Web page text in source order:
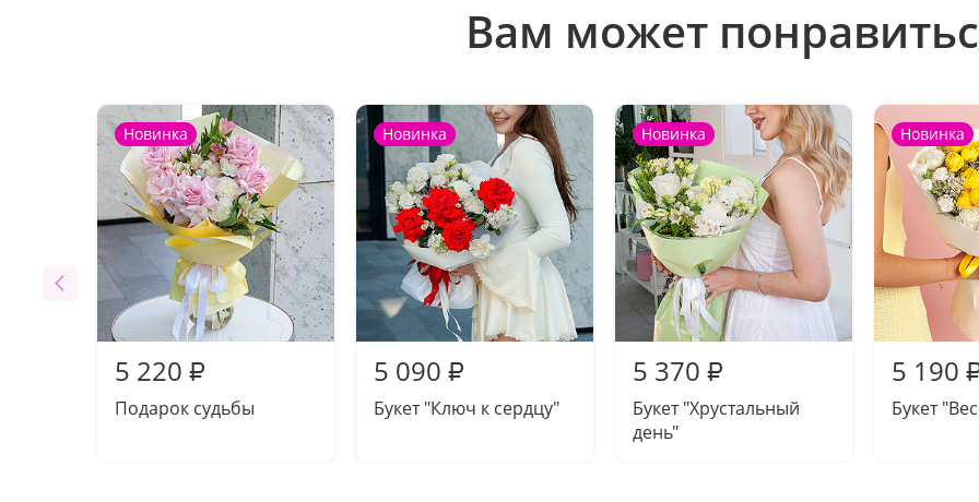
Вам может
Новинка
5 220 ₽
Подарок судьбы
Новинка
5 090 ₽
Букет "Ключ к сердцу"
Новинка
5 370 ₽
Букет "Хрустальный
день"
Новинка
5 190
Букет